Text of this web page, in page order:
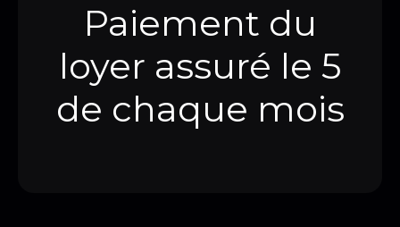
Paiement du
loyer assuré le 5
de chaque mois